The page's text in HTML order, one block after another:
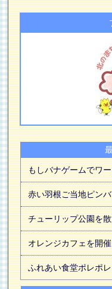
もしバナゲームでワ
赤い羽根ご当地ピン
チューリップ公園を
オレンジカフェを開
ふれあい食堂ポレポレ